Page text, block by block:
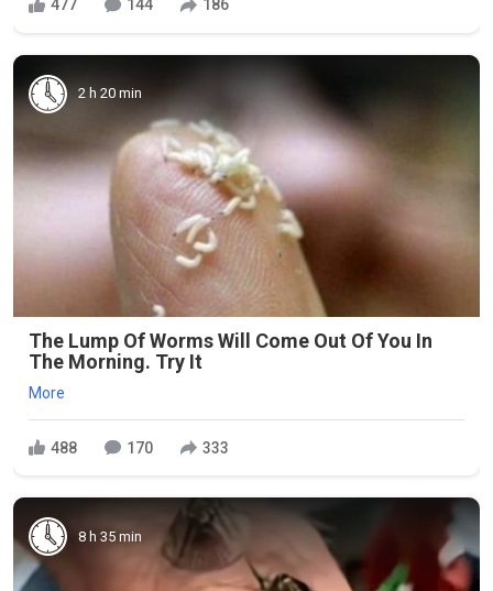
477 144 186
2 h 20 min
The Lump Of Worms Will Come Out Of You In
The Morning. Try It
More
488 170 333
8 h 35 min